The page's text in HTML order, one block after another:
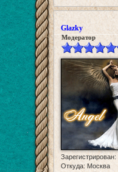
Glazky
Модератор
Зарегистрирован:
Откуда: Москва